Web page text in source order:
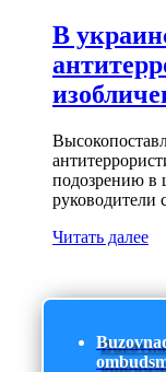
В
подозрению в
руководители
Читать далее